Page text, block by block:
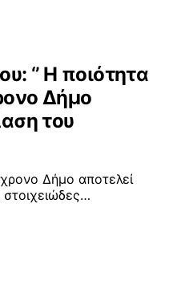
‘’ Η ποιότητα
Δήμο
του
Δήμο αποτελεί